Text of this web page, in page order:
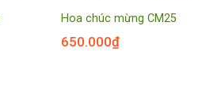
Hoa chúc mừng CM25
650.000₫